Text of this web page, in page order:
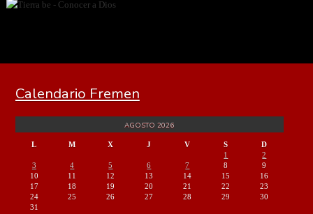
Calendario Fremen
AGOSTO 2026
L M X J V S
D
1
2
3
4 5 6 7 8
9
10
11 12 13 14 15
16
17
18 19 20 21 22
23
24
25 26 27 28 29
30
31